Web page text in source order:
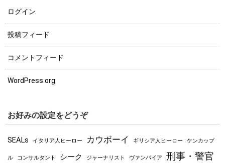
ログイン
投稿フィード
コメントフィード
WordPress.org
お好みの設定をどうぞ
SEALs イタリア人ヒーロー カウボーイ ギリシア人ヒーロー ケンカップ
ル コンサルタント シーク ジャーナリスト ヴァンパイア 刑事・警官